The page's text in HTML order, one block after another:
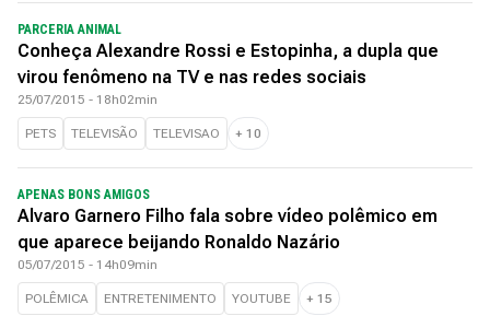
PARCERIA ANIMAL
Conheça Alexandre Rossi e Estopinha, a dupla que
virou fenômeno na TV e nas redes sociais
25/07/2015 - 18h02min
PETS TELEVISÃO TELEVISAO + 10
APENAS BONS AMIGOS
Alvaro Garnero Filho fala sobre vídeo polêmico em
que aparece beijando Ronaldo Nazário
05/07/2015 - 14h09min
POLÊMICA ENTRETENIMENTO YOUTUBE + 15